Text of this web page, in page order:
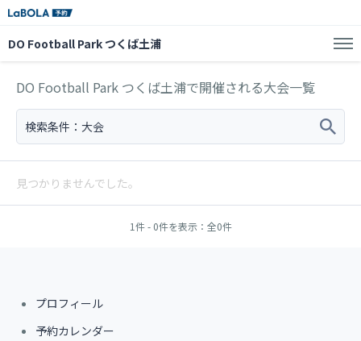
DO Football Park つくば土浦
DO Football Park つくば土浦で開催される大会一覧
検索条件： 大会
見つかりませんでした。
1件 - 0件を表示：全0件
プロフィール
予約カレンダー